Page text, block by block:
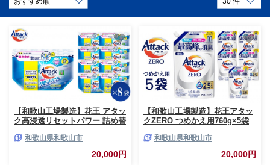
【和歌山工場製造】花王 アタッ
ク高浸透リセットパワー 詰め替
【KAO24】【 和歌山工場製造
粉末洗剤 セット 洗濯洗剤 衣料
粉洗剤 衣類 雑貨 日用品 消耗品
和歌山県和歌山市
20,000円
【和歌山工場製造】花王アタッ
クZERO つめかえ用760g×5袋
庭用】【和歌山工場製造 洗剤
日用品洗剤 洗濯洗剤 花王洗剤
液体洗剤 詰替え用洗剤 洗剤 和
和歌山県和歌山市
20,000円